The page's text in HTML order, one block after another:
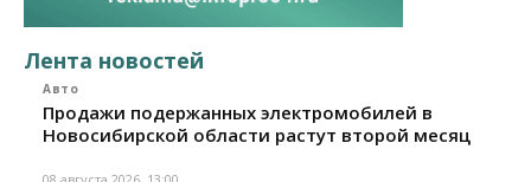
Лента новостей
Авто
Продажи подержанных электромобилей в
Новосибирской области растут второй месяц